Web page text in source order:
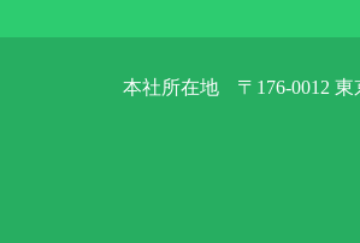
本社所在地 〒176-0012